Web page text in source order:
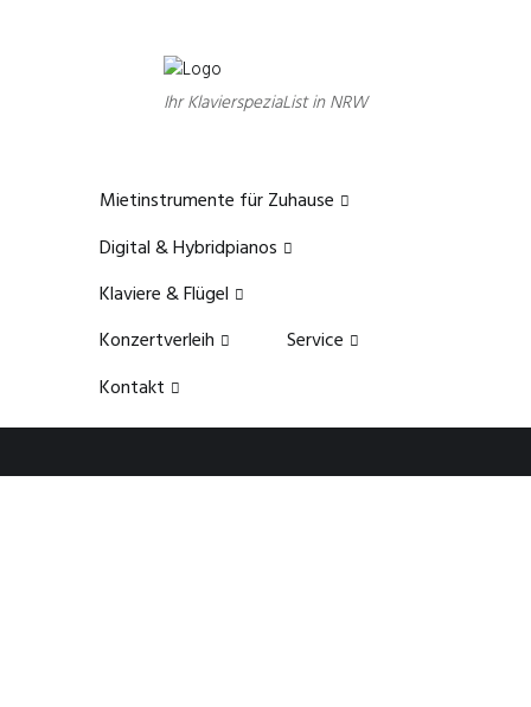
Ihr KlavierspeziaList in NRW
Mietinstrumente für Zuhause
Digital & Hybridpianos
Klaviere & Flügel
Konzertverleih
Service
Kontakt